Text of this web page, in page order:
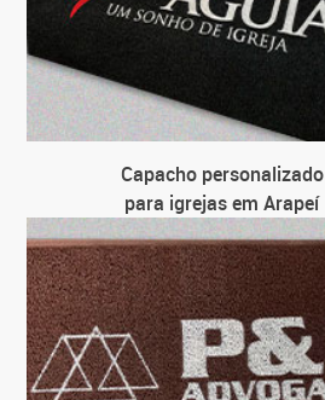
Capacho personalizado
para igrejas em Arapeí